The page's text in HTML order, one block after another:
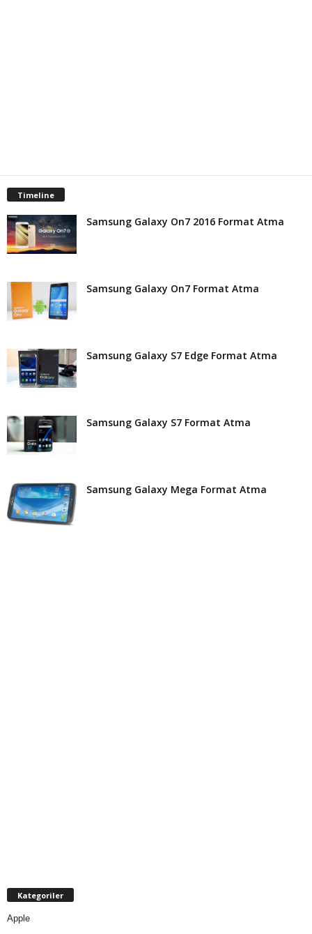
Timeline
Samsung Galaxy On7 2016 Format Atma
Samsung Galaxy On7 Format Atma
Samsung Galaxy S7 Edge Format Atma
Samsung Galaxy S7 Format Atma
Samsung Galaxy Mega Format Atma
Kategoriler
Apple